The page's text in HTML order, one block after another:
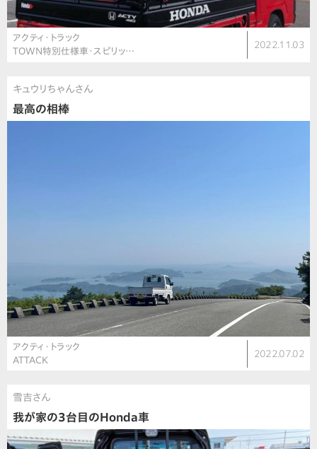
アクティ・トラック
TOWN特別仕様車・スピリッ…
2022.11.03
キュウリちゃんさん
最高の相棒
アクティ・トラック
ATTACK
2022.07.02
雪吉さん
我が家の3台目のHonda車